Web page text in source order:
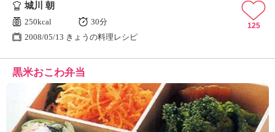
城川 朝
250kcal
30分
2008/05/13 きょうの料理レシピ
125
黒米おこわ弁当